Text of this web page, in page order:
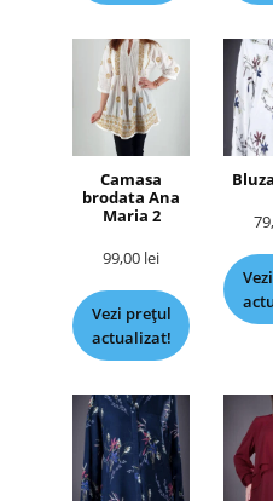
Camasa
brodata Ana
Maria 2
99,00 lei
Vezi prețul
actualizat!